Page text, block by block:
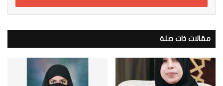
ب
ي
د
ك
ا
مقالات ذات صلة